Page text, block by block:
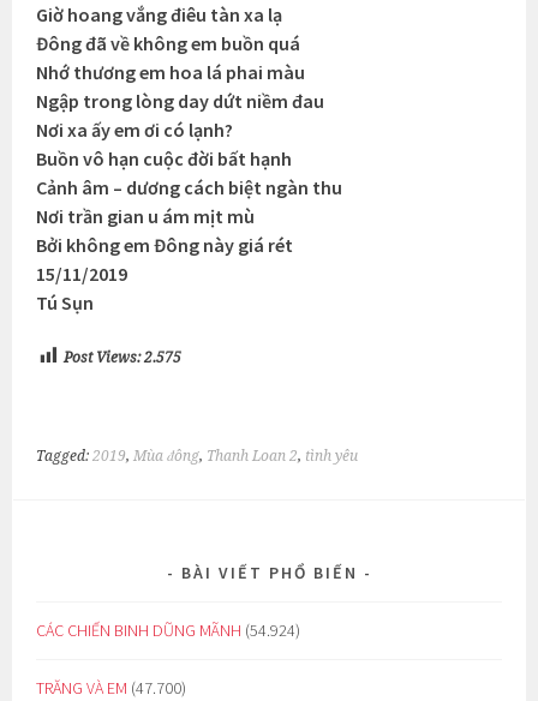
Giờ hoang vắng điêu tàn xa lạ
Đông đã về không em buồn quá
Nhớ thương em hoa lá phai màu
Ngập trong lòng day dứt niềm đau
Nơi xa ấy em ơi có lạnh?
Buồn vô hạn cuộc đời bất hạnh
Cảnh âm – dương cách biệt ngàn thu
Nơi trần gian u ám mịt mù
Bởi không em Đông này giá rét
15/11/2019
Tú Sụn
Post Views: 2.575
Tagged:2019,Mùa đông, Thanh Loan 2, tình yêu
BÀI VIẾT PHỔ BIẾN
CÁC CHIẾN BINH DŨNG MÃNH (54.924)
TRĂNG VÀ EM (47.700)